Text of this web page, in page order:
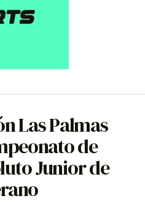
Las Palmas
de
Junior de